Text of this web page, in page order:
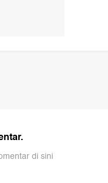
di sini